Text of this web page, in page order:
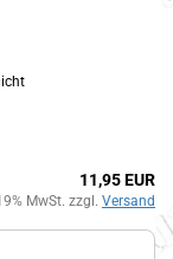
11,95 EUR
MwSt. zzgl. Versand